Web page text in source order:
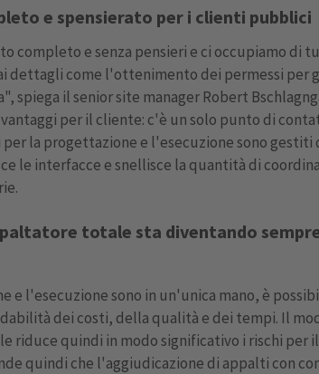
e spensierato per i clienti pubblici
completo e senza pensieri e ci occupiamo di
dettagli come l'ottenimento dei permessi per
spiega il senior site manager Robert
per il cliente: c'è un solo punto di
la progettazione e l'esecuzione sono gestiti
le interfacce e snellisce la quantità di
totale sta diventando
e l'esecuzione sono in un'unica mano, è
dei costi, della qualità e dei tempi. Il
riduce quindi in modo significativo i rischi per
quindi che l'aggiudicazione di appalti con